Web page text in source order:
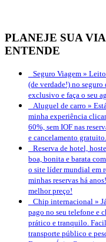
PLANEJE SUA
ENTENDE
Seguro Viagem »
(de verdade!) no
exclusivo e faça o seu
Aluguel de carro »
minha experiência
60%, sem IOF nas
e cancelamento gratuito.
Reserva de hotel,
boa, bonita e barata
o site líder mundial em
minhas reservas há
melhor preço!
Chip internacional »
pago no seu telefone e
prático e tranquilo.
transporte público e